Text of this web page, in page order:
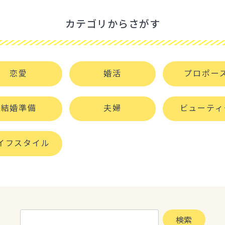
カテゴリからさがす
恋愛 婚活 プロポー
結婚準備 夫婦 ビューテ
フスタイル
検
検索